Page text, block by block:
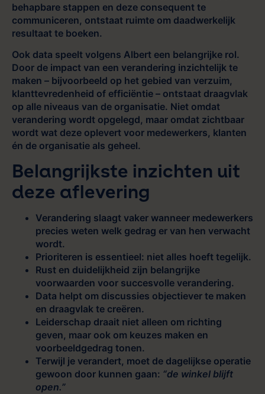
behapbare stappen en deze consequent te
communiceren, ontstaat ruimte om daadwerkelijk
resultaat te boeken.
Ook data speelt volgens Albert een belangrijke rol.
Door de impact van een verandering inzichtelijk te
maken – bijvoorbeeld op het gebied van verzuim,
klanttevredenheid of efficiëntie – ontstaat draagvlak
op alle niveaus van de organisatie. Niet omdat
verandering wordt opgelegd, maar omdat zichtbaar
wordt wat deze oplevert voor medewerkers, klanten
én de organisatie als geheel.
Belangrijkste inzichten uit
deze aflevering
Verandering slaagt vaker wanneer medewerkers
precies weten welk gedrag er van hen verwacht
wordt.
Prioriteren is essentieel: niet alles hoeft tegelijk.
Rust en duidelijkheid zijn belangrijke
voorwaarden voor succesvolle verandering.
Data helpt om discussies objectiever te maken
en draagvlak te creëren.
Leiderschap draait niet alleen om richting
geven, maar ook om keuzes maken en
voorbeeldgedrag tonen.
Terwijl je verandert, moet de dagelijkse operatie
gewoon door kunnen gaan: “de winkel blijft
open.”